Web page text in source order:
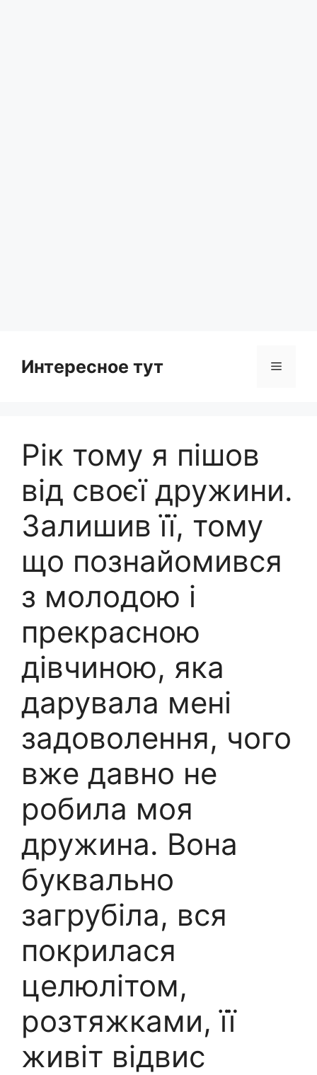
Интересное тут Menu
Рік тому я пішов
від своєї дружини.
Залишив її, тому
що познайомився
з молодою і
прекрасною
дівчиною, яка
дарувала мені
задоволення, чого
вже давно не
робила моя
дружина. Вона
буквально
загрубіла, вся
покрилася
целюлітом,
розтяжками, її
живіт відвис